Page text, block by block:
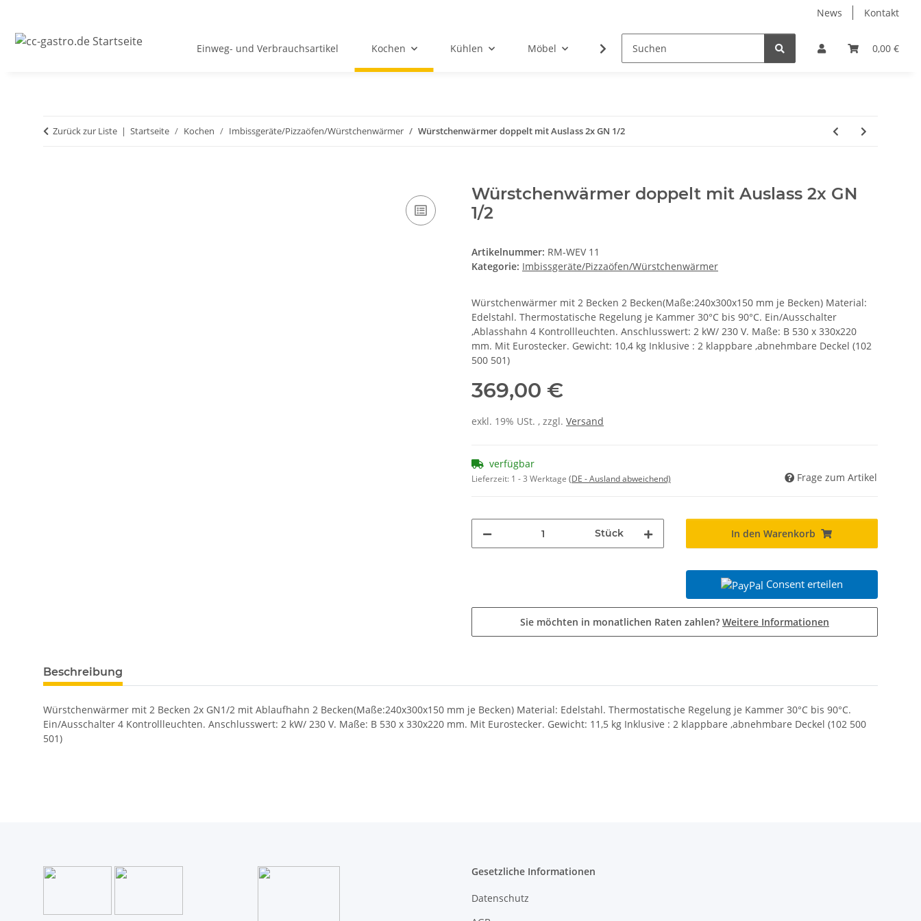
News Kontakt
0,00 €
Einweg- und Verbrauchsartikel Kochen Kühlen Möbel Sonderangebote Systemgeschirr gebraucht
Zurück zur Liste Startseite Kochen Imbissgeräte/Pizzaöfen/Würstchenwärmer Würstchenwärmer doppelt mit Auslass 2x GN 1/2
Würstchenwärmer doppelt mit Auslass 2x GN
1/2
Artikelnummer: RM-WEV 11
Kategorie: Imbissgeräte/Pizzaöfen/Würstchenwärmer
Würstchenwärmer mit 2 Becken 2 Becken(Maße:240x300x150 mm je Becken) Material:
Edelstahl. Thermostatische Regelung je Kammer 30°C bis 90°C. Ein/Ausschalter
,Ablasshahn 4 Kontrollleuchten. Anschlusswert: 2 kW/ 230 V. Maße: B 530 x 330x220
mm. Mit Eurostecker. Gewicht: 10,4 kg Inklusive : 2 klappbare ,abnehmbare Deckel (102
500 501)
369,00 €
exkl. 19% USt. , zzgl. Versand
verfügbar
Lieferzeit: 1 - 3 Werktage (DE - Ausland abweichend) Frage zum Artikel
Stück In den Warenkorb
Consent erteilen
Sie möchten in monatlichen Raten zahlen? Weitere Informationen
Beschreibung
Würstchenwärmer mit 2 Becken 2x GN1/2 mit Ablaufhahn 2 Becken(Maße:240x300x150 mm je Becken) Material: Edelstahl. Thermostatische Regelung je Kammer 30°C bis 90°C.
Ein/Ausschalter 4 Kontrollleuchten. Anschlusswert: 2 kW/ 230 V. Maße: B 530 x 330x220 mm. Mit Eurostecker. Gewicht: 11,5 kg Inklusive : 2 klappbare ,abnehmbare Deckel (102 500
501)
Gesetzliche Informationen
Datenschutz